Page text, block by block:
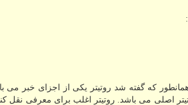
که گفته شد روتیتر یکی از اجزای خبر می
اصلی می باشد. روتیتر اغلب برای معرفی نقل